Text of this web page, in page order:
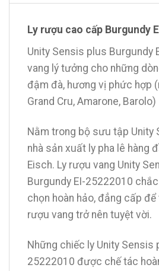
Ly rượu cao cấp Burgundy
Unity Sensis plus Burgundy
vang lý tưởng cho những
đậm đà, hương vị phức hợp
Grand Cru, Amarone, Barolo)
Nằm trong bộ sưu tập Unity
nhà sản xuất ly pha lê hàng
Eisch. Ly rượu vang Unity
Burgundy EI-25222010
chọn hoàn hảo, đẳng cấp
rượu vang trở nên tuyệt vời.
Những chiếc ly Unity Sensis
25222010 được chế tác